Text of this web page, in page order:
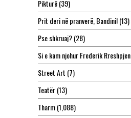
Pikturë(39)
Prit deri në pranverë, Bandini!(13)
Pse shkruaj?(28)
Si e kam njohur Frederik Rreshpjen
Street Art (7)
Teatër(13)
Tharm(1,088)